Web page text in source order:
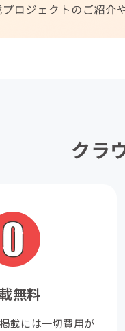
クラ
無料
載には一切費用が